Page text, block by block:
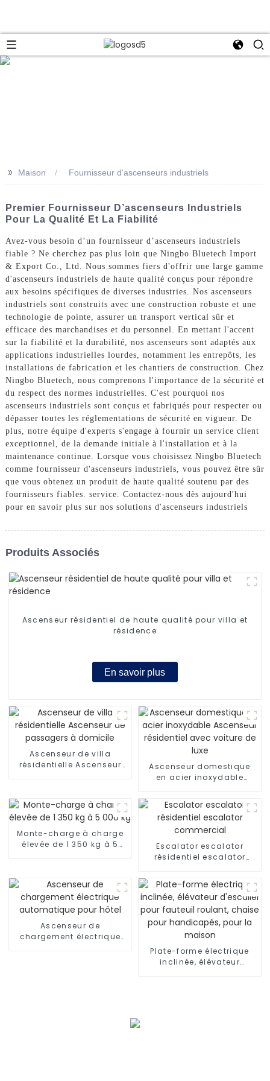
>> Maison Fournisseur d'ascenseurs industriels
Premier Fournisseur D’ascenseurs Industriels
Pour La Qualité Et La Fiabilité
Avez-vous besoin d’un fournisseur d’ascenseurs industriels
fiable ? Ne cherchez pas plus loin que Ningbo Bluetech Import
& Export Co., Ltd. Nous sommes fiers d'offrir une large gamme
d'ascenseurs industriels de haute qualité conçus pour répondre
aux besoins spécifiques de diverses industries. Nos ascenseurs
industriels sont construits avec une construction robuste et une
technologie de pointe, assurer un transport vertical sûr et
efficace des marchandises et du personnel. En mettant l'accent
sur la fiabilité et la durabilité, nos ascenseurs sont adaptés aux
applications industrielles lourdes, notamment les entrepôts, les
installations de fabrication et les chantiers de construction. Chez
Ningbo Bluetech, nous comprenons l'importance de la sécurité et
du respect des normes industrielles. C'est pourquoi nos
ascenseurs industriels sont conçus et fabriqués pour respecter ou
dépasser toutes les réglementations de sécurité en vigueur. De
plus, notre équipe d'experts s'engage à fournir un service client
exceptionnel, de la demande initiale à l'installation et à la
maintenance continue. Lorsque vous choisissez Ningbo Bluetech
comme fournisseur d'ascenseurs industriels, vous pouvez être sûr
que vous obtenez un produit de haute qualité soutenu par des
fournisseurs fiables. service. Contactez-nous dès aujourd'hui
pour en savoir plus sur nos solutions d'ascenseurs industriels
Produits Associés
Ascenseur résidentiel de haute qualité pour villa et
résidence
En savoir plus
Ascenseur de villa
résidentielle Ascenseur
Ascenseur domestique
en acier inoxydable
avec voiture de luxe
Monte-charge à charge
élevée de 1 350 kg à 5
Escalator escalator
résidentiel escalator
Ascenseur de
chargement électrique
Plate-forme électrique
inclinée, élévateur